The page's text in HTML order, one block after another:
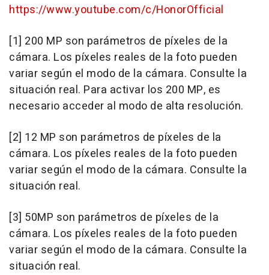
https://www.youtube.com/c/HonorOfficial
[1] 200 MP son parámetros de píxeles de la
cámara. Los píxeles reales de la foto pueden
variar según el modo de la cámara. Consulte la
situación real. Para activar los 200 MP, es
necesario acceder al modo de alta resolución.
[2] 12 MP son parámetros de píxeles de la
cámara. Los píxeles reales de la foto pueden
variar según el modo de la cámara. Consulte la
situación real.
[3] 50MP son parámetros de píxeles de la
cámara. Los píxeles reales de la foto pueden
variar según el modo de la cámara. Consulte la
situación real.